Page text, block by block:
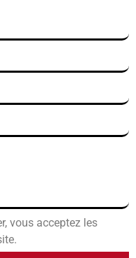
vous acceptez les